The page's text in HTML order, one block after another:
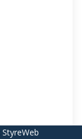
StyreWeb